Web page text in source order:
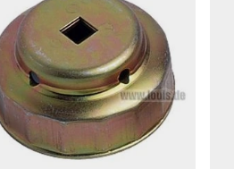
DU11AZ)
(MASH125/E3)